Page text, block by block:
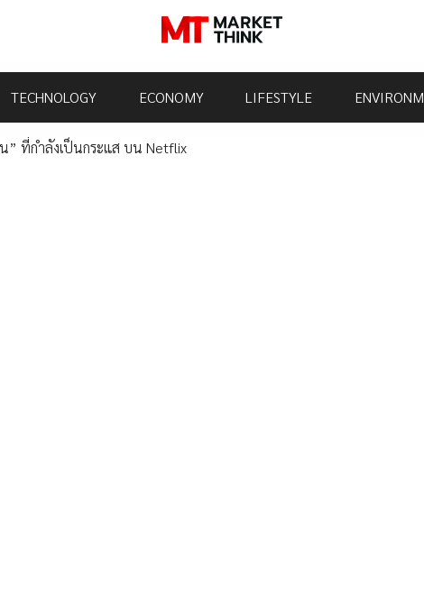
TECHNOLOGY ECONOMY LIFESTYLE